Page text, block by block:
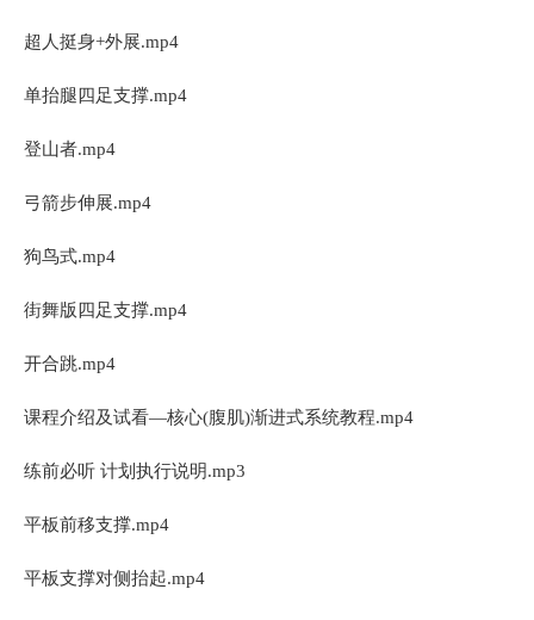
超人挺身+外展.mp4
单抬腿四足支撑.mp4
登山者.mp4
弓箭步伸展.mp4
狗鸟式.mp4
街舞版四足支撑.mp4
开合跳.mp4
课程介绍及试看—核心(腹肌)渐进式系统教程.mp4
练前必听 计划执行说明.mp3
平板前移支撑.mp4
平板支撑对侧抬起.mp4